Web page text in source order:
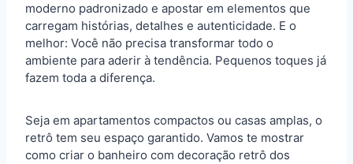
moderno padronizado e apostar em elementos que
carregam histórias, detalhes e autenticidade. E o
melhor: Você não precisa transformar todo o
ambiente para aderir à tendência. Pequenos toques já
fazem toda a diferença.
Seja em apartamentos compactos ou casas amplas, o
retrô tem seu espaço garantido. Vamos te mostrar
como criar o banheiro com decoração retrô dos